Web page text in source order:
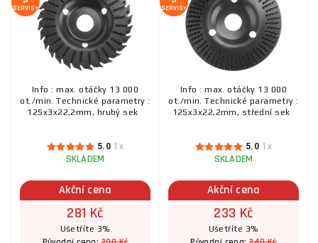
SERVIS+
Info : max. otáčky 13 000
ot./min. Technické parametry :
125x3x22,2mm, hrubý sek
5.0 1x
SKLADEM
Akční cena
281 Kč
Ušetříte 3%
SERVIS+
Info : max. otáčky 13 000
ot./min. Technické parametry :
125x3x22,2mm, střední sek
5.0 1x
SKLADEM
Akční cena
233 Kč
Ušetříte 3%